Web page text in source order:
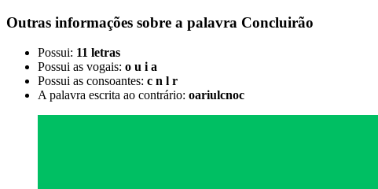
Outras informações sobre a palavra Concluirão
Possui: 11 letras
Possui as vogais: o u i a
Possui as consoantes: c n l r
A palavra escrita ao contrário: oariulcnoc